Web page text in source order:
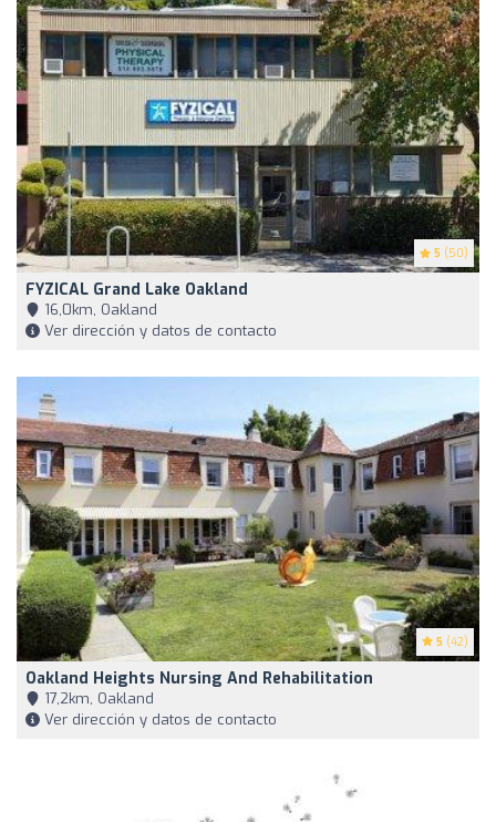
5 (50)
FYZICAL Grand Lake Oakland
16,0km, Oakland
Ver dirección y datos de contacto
5 (42)
Oakland Heights Nursing And Rehabilitation
17,2km, Oakland
Ver dirección y datos de contacto